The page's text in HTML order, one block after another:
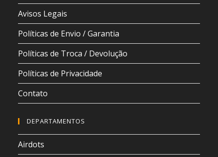
Avisos Legais
Políticas de Envio / Garantia
Políticas de Troca / Devolução
Políticas de Privacidade
Contato
DEPARTAMENTOS
Airdots